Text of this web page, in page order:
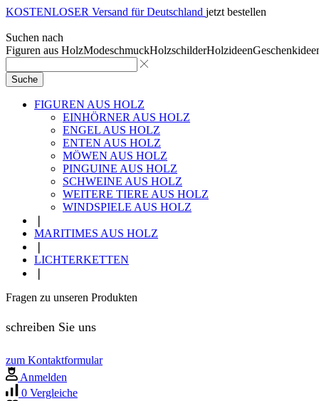
KOSTENLOSER Versand für Deutschland jetzt bestellen
Suchen nach
Figuren aus HolzModeschmuckHolzschilderHolzideen
Suche
FIGUREN AUS HOLZ
EINHÖRNER AUS HOLZ
ENGEL AUS HOLZ
ENTEN AUS HOLZ
MÖWEN AUS HOLZ
PINGUINE AUS HOLZ
SCHWEINE AUS HOLZ
WEITERE TIERE AUS HOLZ
WINDSPIELE AUS HOLZ
MARITIMES AUS HOLZ
LICHTERKETTEN
Fragen zu unseren Produkten
schreiben Sie uns
zum Kontaktformular
Anmelden
0 Vergleiche